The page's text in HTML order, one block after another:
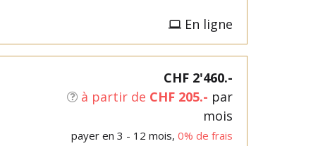
En ligne
CHF 2'460.-
à partir de CHF 205.- par
mois
payer en 3 - 12 mois, 0% de frais